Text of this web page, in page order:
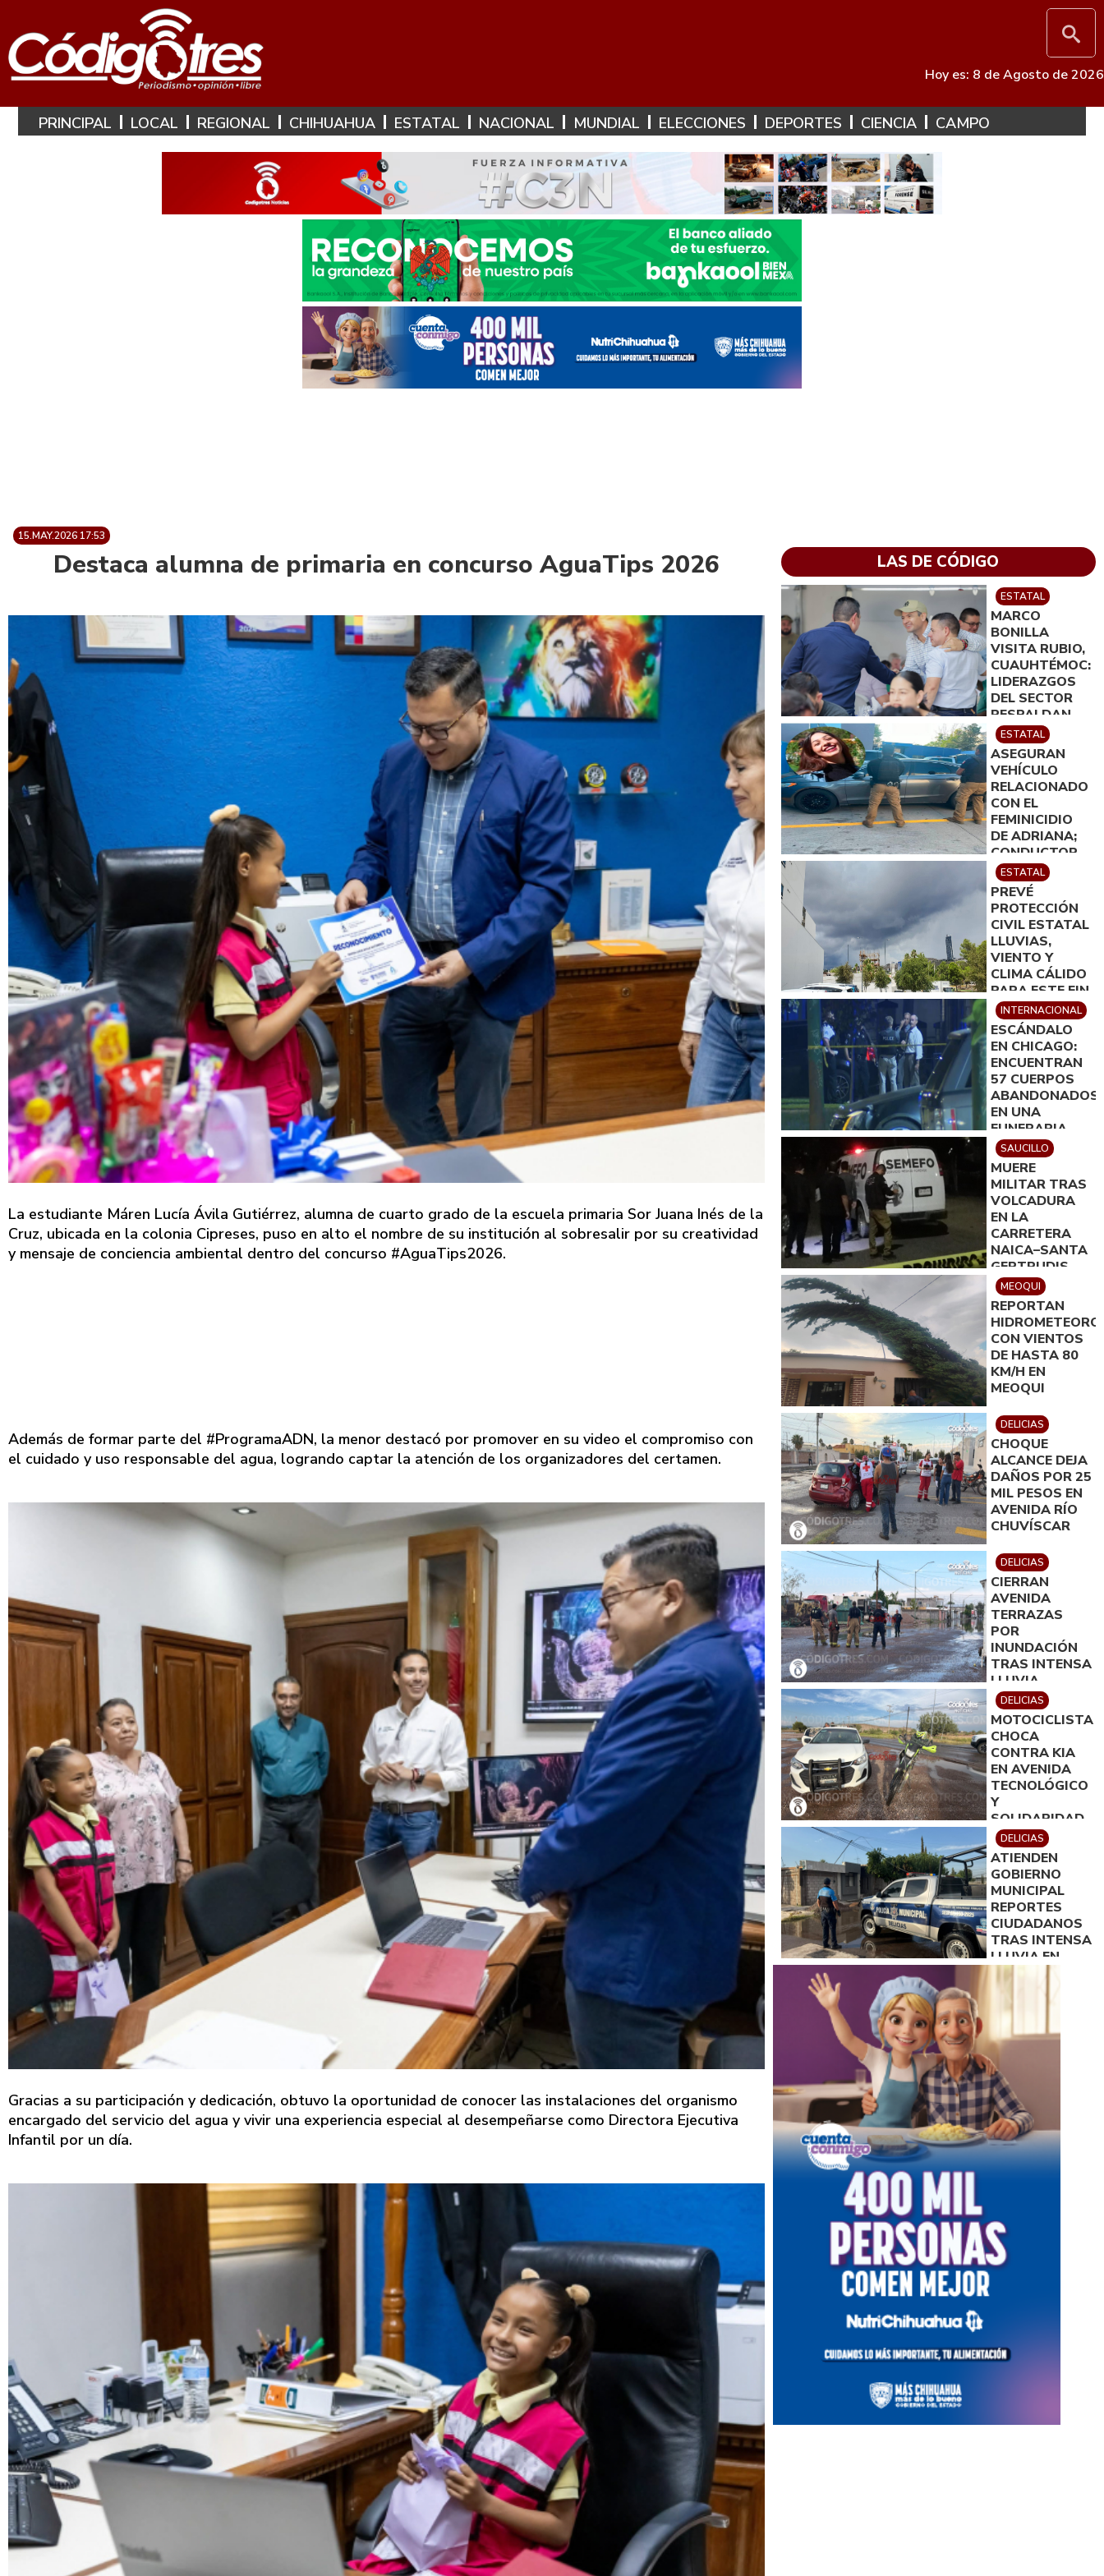
Hoy es: 8 de Agosto de 2026
PRINCIPAL LOCAL REGIONAL CHIHUAHUA ESTATAL NACIONAL MUNDIAL ELECCIONES DEPORTES CIENCIA CAMPO
15.MAY.2026 17:53
Destaca alumna de primaria en concurso AguaTips 2026
La estudiante Máren Lucía Ávila Gutiérrez, alumna de cuarto grado de la escuela primaria Sor Juana Inés de la
Cruz, ubicada en la colonia Cipreses, puso en alto el nombre de su institución al sobresalir por su creatividad
y mensaje de conciencia ambiental dentro del concurso #AguaTips2026.
Además de formar parte del #ProgramaADN, la menor destacó por promover en su video el compromiso con
el cuidado y uso responsable del agua, logrando captar la atención de los organizadores del certamen.
Gracias a su participación y dedicación, obtuvo la oportunidad de conocer las instalaciones del organismo
encargado del servicio del agua y vivir una experiencia especial al desempeñarse como Directora Ejecutiva
Infantil por un día.
LAS DE CÓDIGO
ESTATAL
MARCO
BONILLA
VISITA RUBIO,
CUAUHTÉMOC:
LIDERAZGOS
DEL SECTOR
RESPALDAN
SU TRABAJO
EN
CHIHUAHUA
ESTATAL
ASEGURAN
VEHÍCULO
RELACIONADO
CON EL
FEMINICIDIO
DE ADRIANA;
CONDUCTOR
FUE PUESTO A
DISPOSICIÓN
DE LA
FISCALÍA
ESTATAL
PREVÉ
PROTECCIÓN
CIVIL ESTATAL
LLUVIAS,
VIENTO Y
CLIMA CÁLIDO
PARA ESTE FIN
DE SEMANA
INTERNACIONAL
ESCÁNDALO
EN CHICAGO:
ENCUENTRAN
57 CUERPOS
ABANDONADOS
EN UNA
FUNERARIA
SAUCILLO
MUERE
MILITAR TRAS
VOLCADURA
EN LA
CARRETERA
NAICA–SANTA
GERTRUDIS
MEOQUI
REPORTAN
HIDROMETEORO
CON VIENTOS
DE HASTA 80
KM/H EN
MEOQUI
DELICIAS
CHOQUE
ALCANCE DEJA
DAÑOS POR 25
MIL PESOS EN
AVENIDA RÍO
CHUVÍSCAR
DELICIAS
CIERRAN
AVENIDA
TERRAZAS
POR
INUNDACIÓN
TRAS INTENSA
LLUVIA
DELICIAS
MOTOCICLISTA
CHOCA
CONTRA KIA
EN AVENIDA
TECNOLÓGICO
Y
SOLIDARIDAD
DELICIAS
ATIENDEN
GOBIERNO
MUNICIPAL
REPORTES
CIUDADANOS
TRAS INTENSA
LLUVIA EN
DELICIAS